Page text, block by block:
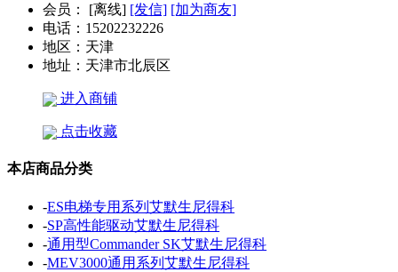
会员：
[离线] [发信] [加为商友]
电话： 15202232226
地区： 天津
地址： 天津市北辰区
进入商铺
点击收藏
本店商品分类
-ES电梯专用系列艾默生尼得科
-SP高性能驱动艾默生尼得科
-通用型Commander SK艾默生尼得科
-MEV3000通用系列艾默生尼得科